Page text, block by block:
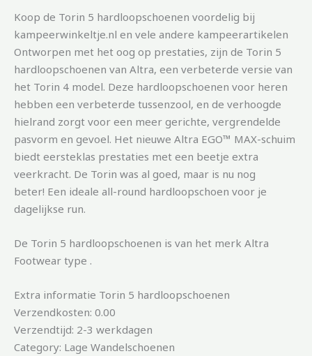
Koop de Torin 5 hardloopschoenen voordelig bij
kampeerwinkeltje.nl en vele andere kampeerartikelen
Ontworpen met het oog op prestaties, zijn de Torin 5
hardloopschoenen van Altra, een verbeterde versie van
het Torin 4 model. Deze hardloopschoenen voor heren
hebben een verbeterde tussenzool, en de verhoogde
hielrand zorgt voor een meer gerichte, vergrendelde
pasvorm en gevoel. Het nieuwe Altra EGO™ MAX-schuim
biedt eersteklas prestaties met een beetje extra
veerkracht. De Torin was al goed, maar is nu nog
beter! Een ideale all-round hardloopschoen voor je
dagelijkse run.
De Torin 5 hardloopschoenen is van het merk Altra
Footwear type .
Extra informatie Torin 5 hardloopschoenen
Verzendkosten: 0.00
Verzendtijd: 2-3 werkdagen
Category: Lage Wandelschoenen